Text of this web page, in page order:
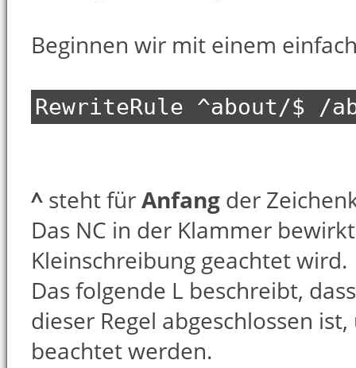
Beginnen wir mit einem
RewriteRule ^about/$ /
^ steht fürAnfang der
Das NC in der Klammer
Kleinschreibung geachtet wird.
Das folgende L beschreibt,
dieser Regel abgeschlossen
beachtet werden.